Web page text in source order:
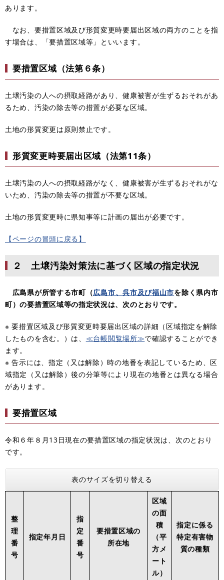
あります。
なお、要措置区域及び形質変更時要届出区域の両方のことを指
す場合は、「要措置区域等」といいます。
要措置区域（法第６条）
土壌汚染の人への摂取経路があり、健康被害が生ずるおそれがあ
るため、汚染の除去等の措置が必要な区域。
土地の形質変更は原則禁止です。
形質変更時要届出区域（法第11条）
土壌汚染の人への摂取経路がなく、健康被害が生ずるおそれがな
いため、汚染の除去等の措置が不要な区域。
土地の形質変更時に県知事等に計画の届出が必要です。
【ページの冒頭に戻る】
２ 土壌汚染対策法に基づく区域の指定状況
広島県が所管する市町（広島市、呉市及び福山市を除く県内市
町）の要措置区域等の指定状況は、次のとおりです。
※ 要措置区域及び形質変更時要届出区域の詳細（区域指定を解除
したものを含む。）は、 ≪台帳閲覧場所≫で確認することができ
ます。
※ 告示には、指定（又は解除）時の地番を表記しているため、区
域指定（又は解除）後の分筆等により現在の地番とは異なる場合
があります。
要措置区域
令和６年８月13日現在の要措置区域の指定状況は、次のとおり
です。
表のサイズを切り替える
整
理
番
号
指定年月日
指
定
番
号
要措置区域の
所在地
区域
の面
積
（平
方メ
ート
ル）
指定に係る
特定有害物
質の種類